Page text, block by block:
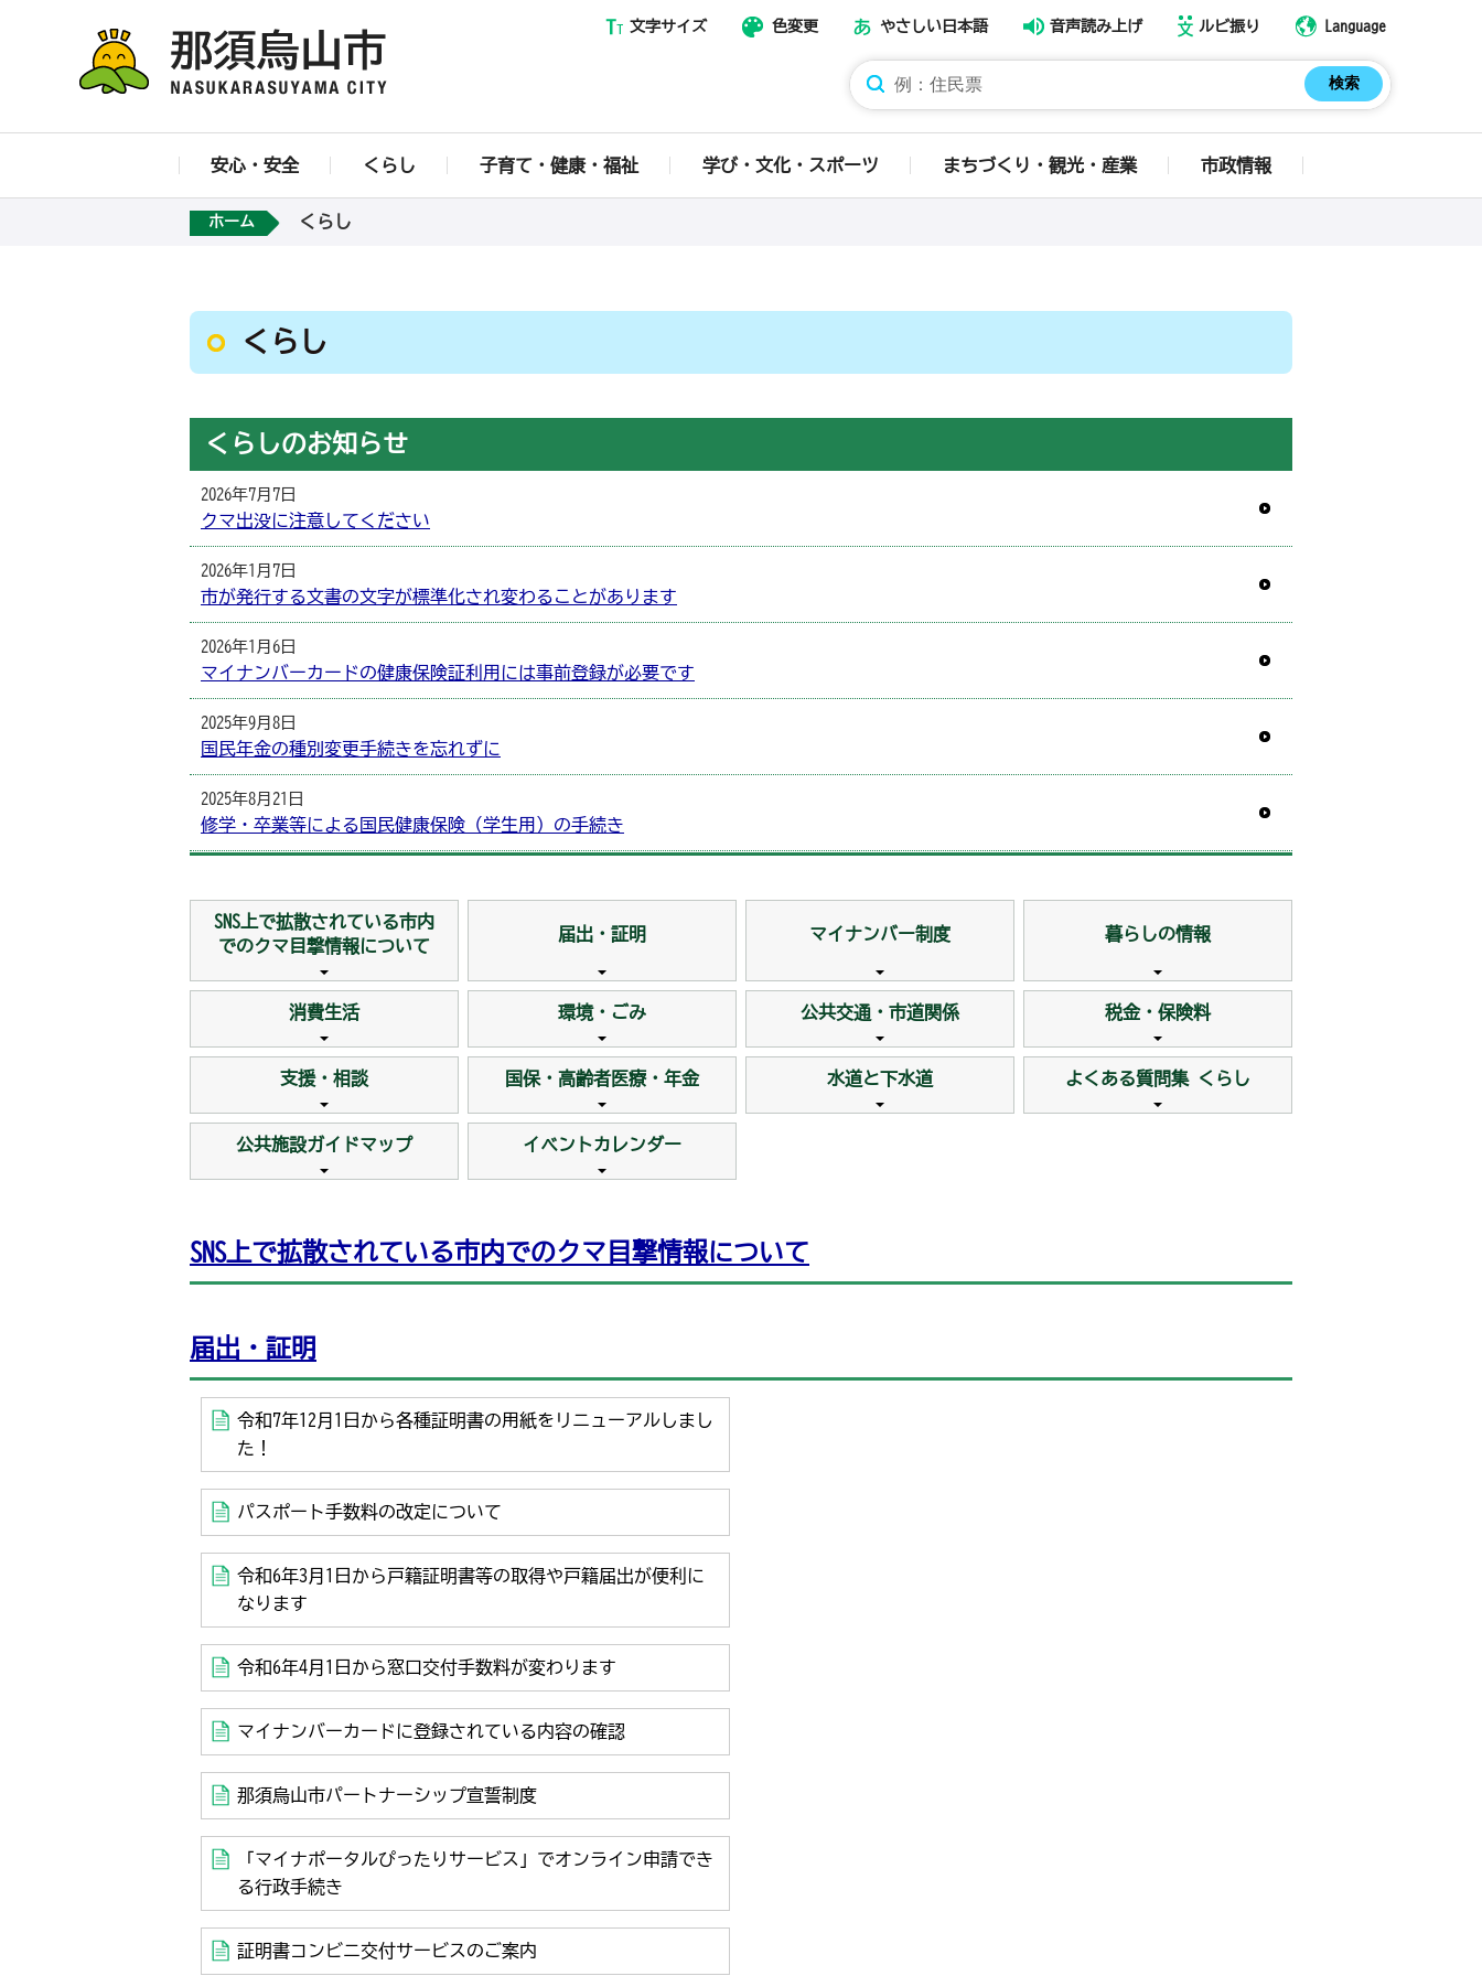
那須烏山市ホームページ
文字サイズ 色変更 やさしい日本語 音声読み上げ ルビ振り Language
安心・安全 くらし 子育て・健康・福祉 学び・文化・スポーツ まちづくり・観光・産業 市政情報
ホーム くらし
くらし
くらしのお知らせ
2026年7月7日
クマ出没に注意してください
2026年1月7日
市が発行する文書の文字が標準化され変わることがあります
2026年1月6日
マイナンバーカードの健康保険証利用には事前登録が必要です
2025年9月8日
国民年金の種別変更手続きを忘れずに
2025年8月21日
修学・卒業等による国民健康保険（学生用）の手続き
インボイス制度への対応
2023年6月21日
水源地域の森林の保全について
那須烏山市パートナーシップ宣誓制度
マイナンバーカードを作りましょう！
2022年6月8日
2022年4月1日
コンビニ交付が始まりました（令和4年4月1日開始）
2021年5月12日
国民年金保険料の産前産後期間の免除制度
2021年3月12日
マイナンバーカード「電子証明書」の更新
SNS上で拡散されている市内
でのクマ目撃情報について
届出・証明 マイナンバー制度 暮らしの情報
消費生活 環境・ごみ 公共交通・市道関係 税金・保険料
支援・相談 国保・高齢者医療・年金 水道と下水道 よくある質問集 くらし
公共施設ガイドマップ イベントカレンダー
SNS上で拡散されている市内でのクマ目撃情報について
届出・証明
令和7年12月1日から各種証明書の用紙をリニューアルしまし
た！
パスポート手数料の改定について
令和6年3月1日から戸籍証明書等の取得や戸籍届出が便利に
なります
令和6年4月1日から窓口交付手数料が変わります
マイナンバーカードに登録されている内容の確認
那須烏山市パートナーシップ宣誓制度
「マイナポータルぴったりサービス」でオンライン申請でき
る行政手続き
証明書コンビニ交付サービスのご案内